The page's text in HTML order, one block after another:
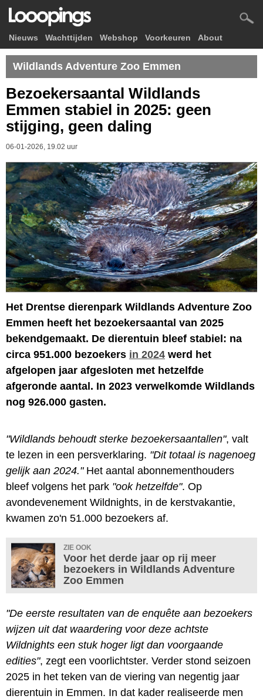
Nieuws Wachttijden Webshop Voorkeuren About
Wildlands Adventure Zoo Emmen
Bezoekersaantal Wildlands
Emmen stabiel in 2025: geen
stijging, geen daling
06-01-2026, 19.02 uur
Het Drentse dierenpark Wildlands Adventure Zoo
Emmen heeft het bezoekersaantal van 2025
bekendgemaakt. De dierentuin bleef stabiel: na
circa 951.000 bezoekers in 2024 werd het
afgelopen jaar afgesloten met hetzelfde
afgeronde aantal. In 2023 verwelkomde Wildlands
nog 926.000 gasten.
"Wildlands behoudt sterke bezoekersaantallen", valt
te lezen in een persverklaring. "Dit totaal is nagenoeg
gelijk aan 2024."Het aantal abonnementhouders
bleef volgens het park "ook hetzelfde". Op
avondevenement Wildnights, in de kerstvakantie,
kwamen zo'n 51.000 bezoekers af.
ZIE OOK
Voor het derde jaar op rij meer
bezoekers in Wildlands Adventure
Zoo Emmen
"De eerste resultaten van de enquête aan bezoekers
wijzen uit dat waardering voor deze achtste
Wildnights een stuk hoger ligt dan voorgaande
edities", zegt een voorlichtster. Verder stond seizoen
2025 in het teken van de viering van negentig jaar
dierentuin in Emmen. In dat kader realiseerde men